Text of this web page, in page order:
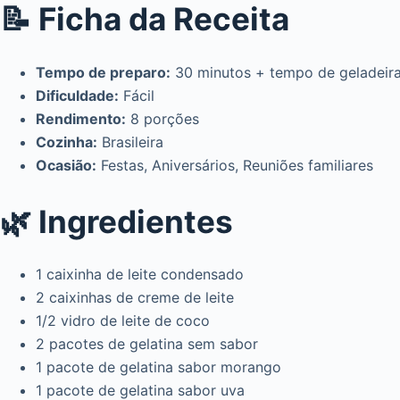
📝 Ficha da Receita
Tempo de preparo: 30 minutos + tempo de
Dificuldade: Fácil
Rendimento: 8 porções
Cozinha: Brasileira
Ocasião: Festas, Aniversários, Reuniões familiares
🌿 Ingredientes
1 caixinha de leite condensado
2 caixinhas de creme de leite
1/2 vidro de leite de coco
2 pacotes de gelatina sem sabor
1 pacote de gelatina sabor morango
1 pacote de gelatina sabor uva